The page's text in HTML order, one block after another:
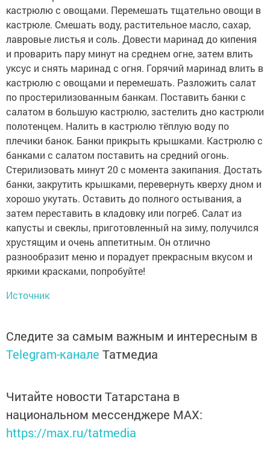
кастрюлю с овощами. Перемешать тщательно овощи в
кастрюле. Смешать воду, растительное масло, сахар,
лавровые листья и соль. Довести маринад до кипения
и проварить пару минут на среднем огне, затем влить
уксус и снять маринад с огня. Горячий маринад влить в
кастрюлю с овощами и перемешать. Разложить салат
по простерилизованным банкам. Поставить банки с
салатом в большую кастрюлю, застелить дно кастрюли
полотенцем. Налить в кастрюлю тёплую воду по
плечики банок. Банки прикрыть крышками. Кастрюлю с
банками с салатом поставить на средний огонь.
Стерилизовать минут 20 с момента закипания. Достать
банки, закрутить крышками, перевернуть кверху дном и
хорошо укутать. Оставить до полного остывания, а
затем переставить в кладовку или погреб. Салат из
капусты и свеклы, приготовленный на зиму, получился
хрустящим и очень аппетитным. Он отлично
разнообразит меню и порадует прекрасным вкусом и
яркими красками, попробуйте!
Источник
Следите за самым важным и интересным в
Telegram-канале Татмедиа
Читайте новости Татарстана в
национальном мессенджере MАХ:
https://max.ru/tatmedia